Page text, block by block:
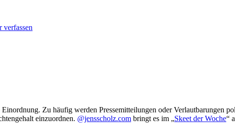
verfassen
Zu häufig werden Pressemitteilungen oder Verlautbarungen
einzuordnen. @jensscholz.com bringt es im „Skeet der Woche“